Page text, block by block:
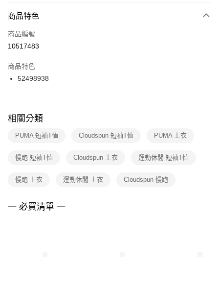
３．安心：先確認商品／服務後，再付款。
【「AFTEE先享後付」結帳流程】
１．於結帳方式選擇「AFTEE先享後付」後，將跳轉至「AFTEE先享後付」
２．訂單成立數日內，您將收到繳費通知簡訊。
３．收到繳費通知簡訊後14天內，點擊此簡訊中的連結，可透過四大超商／
ATM／網路銀行／等多元方式進行付款，方視為交易完成。
※ 交易是否成功請以「AFTEE先享後付 」之結帳頁面顯示為準，若有關於
是否繳費成功／繳費後需取消欲退款等相關疑問，請聯繫「AFTEE先享後付
客戶支援中心」https://netprotections.freshdesk.com/support/home
１．透過由恩沛科技股份有限公司提供之「AFTEE先享後付」服務完成之交
權轉讓予恩沛科技股份有限公司。
３．未成年的使用者請事先徵得法定代理人或監護人之同意方可使用
「AFTEE先享後付」，若未經同意申辦者引起之損失，本公司不負相關責
每筆NT$100，滿NT$1,500(含以上)免運費
宅配
每筆NT$100，滿NT$1,500(含以上)免運費
付款後門市自取
每筆NT$100，滿NT$1,500(含以上)免運費
商品特色
商品編號
10517483
商品特色
52498938
相關分類
PUMA 短袖T恤 Cloudspun 短袖T恤 PUMA 上衣
慢跑 短袖T恤 Cloudspun 上衣 運動休閒 短袖T恤
慢跑 上衣 運動休閒 上衣 Cloudspun 慢跑
一 必買清單 一